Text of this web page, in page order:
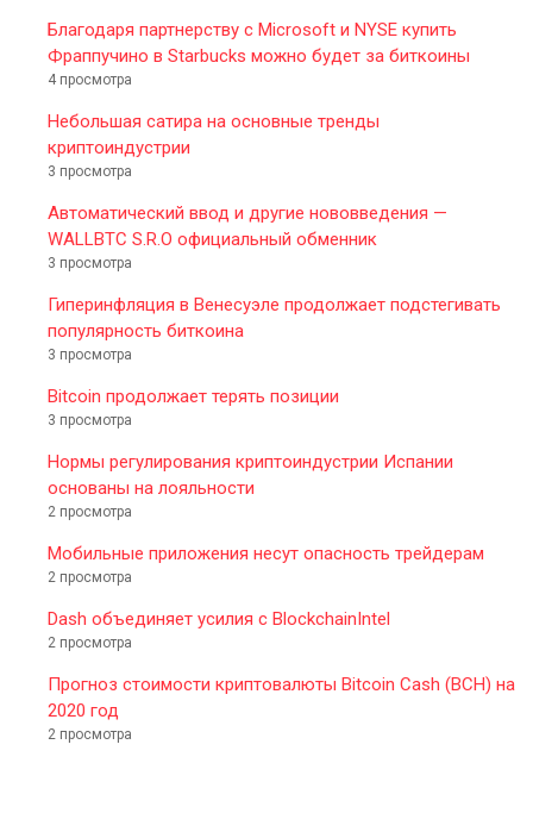
Благодаря партнерству с Microsoft и NYSE купить
Фраппучино в Starbucks можно будет за биткоины
4 просмотра
Небольшая сатира на основные тренды
криптоиндустрии
3 просмотра
Автоматический ввод и другие нововведения —
WALLBTC S.R.O официальный обменник
3 просмотра
Гиперинфляция в Венесуэле продолжает подстегивать
популярность биткоина
3 просмотра
Bitcoin продолжает терять позиции
3 просмотра
Нормы регулирования криптоиндустрии Испании
основаны на лояльности
2 просмотра
Мобильные приложения несут опасность трейдерам
2 просмотра
Dash объединяет усилия с BlockchainIntel
2 просмотра
Прогноз стоимости криптовалюты Bitcoin Cash (BCH) на
2020 год
2 просмотра